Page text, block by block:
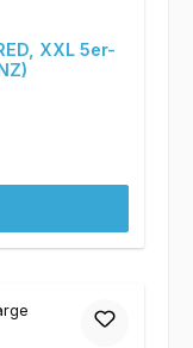
XXL 5er-